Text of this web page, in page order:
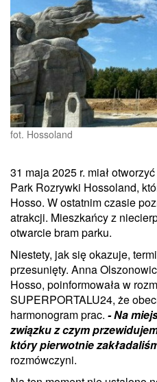
fot. Hossoland
31 maja 2025 r. miał
Park Rozrywki Hossoland,
Hosso. W ostatnim czasie
atrakcji. Mieszkańcy z
otwarcie bram parku.
Niestety, jak się okazuje,
przesunięty. Anna
Hosso, poinformowała w
SUPERPORTALU24, że
harmonogram prac. - Na
związku z czym
który pierwotnie
rozmówczyni.